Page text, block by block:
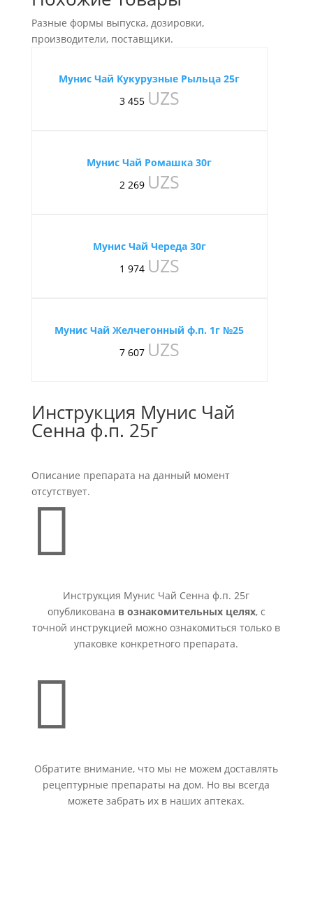
Разные формы выпуска, дозировки,
производители, поставщики.
Мунис Чай Кукурузные Рыльца 25г
3 455 UZS
Мунис Чай Ромашка 30г
2 269 UZS
Мунис Чай Череда 30г
1 974 UZS
Мунис Чай Желчегонный ф.п. 1г №25
7 607 UZS
Инструкция Мунис Чай
Сенна ф.п. 25г
Описание препарата на данный момент
отсутствует.

Инструкция Мунис Чай Сенна ф.п. 25г
опубликована в ознакомительных целях, с
точной инструкцией можно ознакомиться только в
упаковке конкретного препарата.

Обратите внимание, что мы не можем доставлять
рецептурные препараты на дом. Но вы всегда
можете забрать их в наших аптеках.